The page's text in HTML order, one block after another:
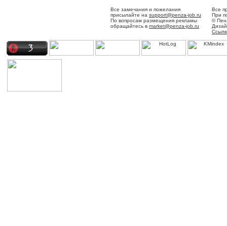
Все замечания и пожелания
присылайте на support@penza-job.ru
По вопросам размещения рекламы
обращайтесь в market@penza-job.ru
Все
При
©